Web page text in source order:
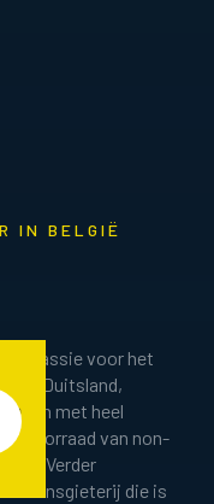
IN BELGIË
passie voor het
Duitsland,
met heel
voorraad van non-
Verder
bronsgieterij die is